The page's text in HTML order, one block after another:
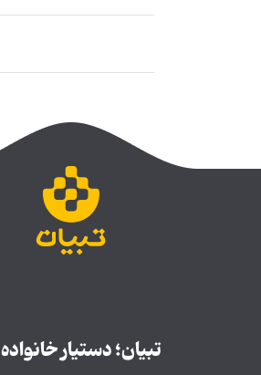
تبیان؛ دستیار خانواده